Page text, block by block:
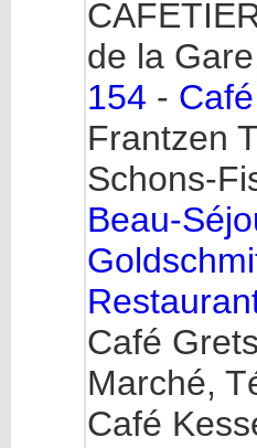
de la
154 -
Frantzen
Schons-
Beau-
Café
Marché,
Café